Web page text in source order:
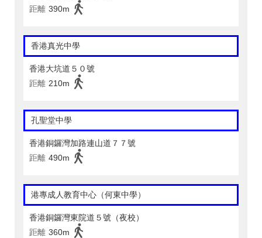
距離 390m
香港真光中學
香港大坑道５０號
距離 210m
孔聖堂中學
香港銅鑼灣加路連山道７７號
距離 490m
港專成人教育中心（何東中學）
香港銅鑼灣東院道５號（夜校）
距離 360m